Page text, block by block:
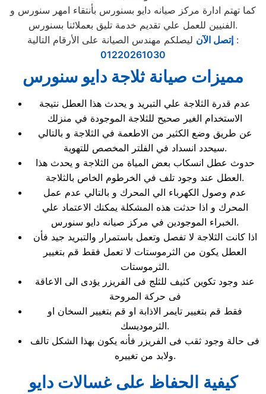
كما تهتم ادارة مركز صيانه دايو بسنورس بأنتقاء امهر سنورس و
الفنيين للعمل علي تقديم خدمة تليق بعملائنا بسنورس.
إتصل الآن ليصلكم مهندس الصيانة على الأرقام التالية :
01220261030
مميزات صيانة ثلاجة دايو سنورس
عدم قدرة الثلاجة علي التبريد و يحدث هذا العطل نتيجة
الاستخدام الغير صحيح للثلاجة الموجودة في منزلك
عن طريق وضع الكثير من الاطعمة في الثلاجة و بالتالي
سيحدد انسداد في الفلتر المخصص للتهوية.
حدوث عطل انسكاب بعض المياة من الثلاجة و يحدث هذا
العطل عند وجود تلف في الخرطوم الخاص بالثلاجة.
عدم وصول الكهرباء الي المحرك و بالتالي عدم عمل
المحرك و اذا حدثت هذه المشكلة يمكنك الاعتماد علي
الخبراء الموجودين في مركز صيانه دايو سنورس.
اذا كانت الثلاجة لا تفصل وتعمل باستمرار والتبريد جيد فأن
العطل يكون من الثرموستات لا تعمل فقط قم بتغيير
الثرموستات.
عند وجود تكوين كثيف للثلج فى الفريزر يؤدى الى الاعاقة
فى حركة المروحة
فقط قم بتغيير تايمر الاذابة او قم بتغيير السخان او
الثرموديسك.
فى حالة وجود ثقب فى الفريزر فأنه يكون بهذا الشكل تالف
ولابد من تغييره.
كيفية الحفاظ على غسالات دايو